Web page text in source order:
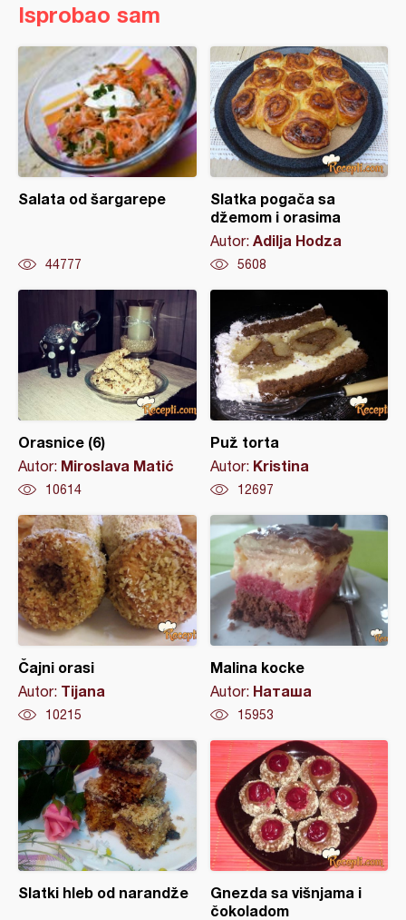
Isprobao sam
Salata od šargarepe
44777
Slatka pogača sa
džemom i orasima
Autor: Adilja Hodza
5608
Orasnice (6)
Autor: Miroslava Matić
10614
Puž torta
Autor: Kristina
12697
Čajni orasi
Autor: Tijana
10215
Malina kocke
Autor: Наташа
15953
Slatki hleb od narandže
Gnezda sa višnjama i
čokoladom